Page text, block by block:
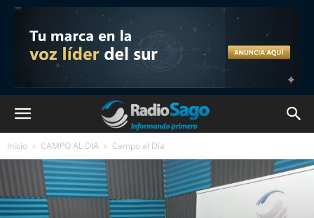
Inicio CAMPO AL DIA Campo al Día